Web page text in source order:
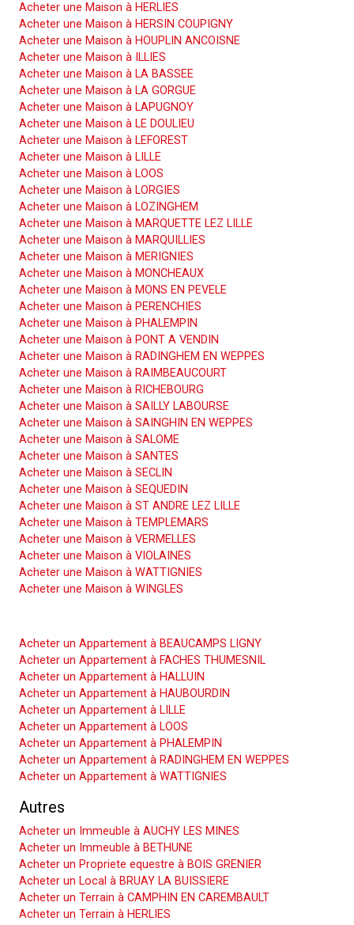
Acheter une Maison à HERLIES
Acheter une Maison à HERSIN COUPIGNY
Acheter une Maison à HOUPLIN ANCOISNE
Acheter une Maison à ILLIES
Acheter une Maison à LA BASSEE
Acheter une Maison à LA GORGUE
Acheter une Maison à LAPUGNOY
Acheter une Maison à LE DOULIEU
Acheter une Maison à LEFOREST
Acheter une Maison à LILLE
Acheter une Maison à LOOS
Acheter une Maison à LORGIES
Acheter une Maison à LOZINGHEM
Acheter une Maison à MARQUETTE LEZ LILLE
Acheter une Maison à MARQUILLIES
Acheter une Maison à MERIGNIES
Acheter une Maison à MONCHEAUX
Acheter une Maison à MONS EN PEVELE
Acheter une Maison à PERENCHIES
Acheter une Maison à PHALEMPIN
Acheter une Maison à PONT A VENDIN
Acheter une Maison à RADINGHEM EN WEPPES
Acheter une Maison à RAIMBEAUCOURT
Acheter une Maison à RICHEBOURG
Acheter une Maison à SAILLY LABOURSE
Acheter une Maison à SAINGHIN EN WEPPES
Acheter une Maison à SALOME
Acheter une Maison à SANTES
Acheter une Maison à SECLIN
Acheter une Maison à SEQUEDIN
Acheter une Maison à ST ANDRE LEZ LILLE
Acheter une Maison à TEMPLEMARS
Acheter une Maison à VERMELLES
Acheter une Maison à VIOLAINES
Acheter une Maison à WATTIGNIES
Acheter une Maison à WINGLES
Acheter un Appartement à BEAUCAMPS LIGNY
Acheter un Appartement à FACHES THUMESNIL
Acheter un Appartement à HALLUIN
Acheter un Appartement à HAUBOURDIN
Acheter un Appartement à LILLE
Acheter un Appartement à LOOS
Acheter un Appartement à PHALEMPIN
Acheter un Appartement à RADINGHEM EN WEPPES
Acheter un Appartement à WATTIGNIES
Autres
Acheter un Immeuble à AUCHY LES MINES
Acheter un Immeuble à BETHUNE
Acheter un Propriete equestre à BOIS GRENIER
Acheter un Local à BRUAY LA BUISSIERE
Acheter un Terrain à CAMPHIN EN CAREMBAULT
Acheter un Terrain à HERLIES